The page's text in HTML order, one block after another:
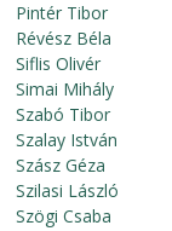
Pintér Tibor
Révész Béla
Siflis Olivér
Simai Mihály
Szabó Tibor
Szalay István
Szász Géza
Szilasi László
Szögi Csaba